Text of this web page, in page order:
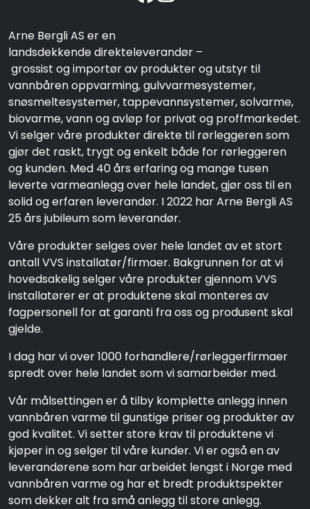
Arne Bergli AS er en
landsdekkende direkteleverandør –
grossist og importør av produkter og utstyr til
vannbåren oppvarming, gulvvarmesystemer,
snøsmeltesystemer, tappevannsystemer, solvarme,
biovarme, vann og avløp for privat og proffmarkedet.
Vi selger våre produkter direkte til rørleggeren som
gjør det raskt, trygt og enkelt både for rørleggeren
og kunden. Med 40 års erfaring og mange tusen
leverte varmeanlegg over hele landet, gjør oss til en
solid og erfaren leverandør. I 2022 har Arne Bergli AS
25 års jubileum som leverandør.
Våre produkter selges over hele landet av et stort
antall VVS installatør/firmaer. Bakgrunnen for at vi
hovedsakelig selger våre produkter gjennom VVS
installatører er at produktene skal monteres av
fagpersonell for at garanti fra oss og produsent skal
gjelde.
I dag har vi over 1000 forhandlere/rørleggerfirmaer
spredt over hele landet som vi samarbeider med.
Vår målsettingen er å tilby komplette anlegg innen
vannbåren varme til gunstige priser og produkter av
god kvalitet. Vi setter store krav til produktene vi
kjøper in og selger til våre kunder. Vi er også en av
leverandørene som har arbeidet lengst i Norge med
vannbåren varme og har et bredt produktspekter
som dekker alt fra små anlegg til store anlegg.